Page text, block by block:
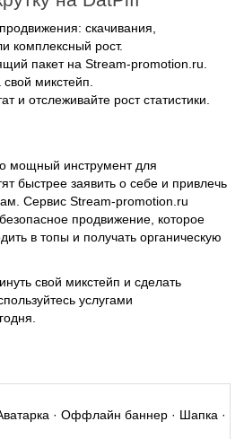
комплексный рост.
пакет на Stream-promotion.ru.
свой микстейп.
и отслеживайте рост статистики.
быстрее заявить о себе и привлечь
Сервис Stream-promotion.ru
продвижение, которое
в топы и получать органическую
услугами
· Оффлайн баннер · Шапка ·